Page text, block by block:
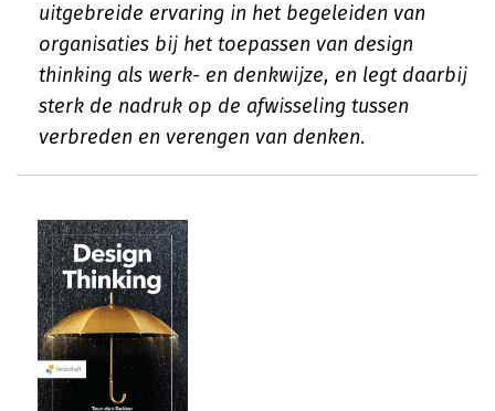
uitgebreide ervaring in het begeleiden van
organisaties bij het toepassen van design
thinking als werk- en denkwijze, en legt daarbij
sterk de nadruk op de afwisseling tussen
verbreden en verengen van denken.